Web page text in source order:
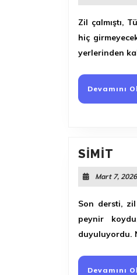
Zil çalmıştı,
hiç
yerlerinden
Devamını
SIMIT
Mart 7, 2026
Son dersti, zil
peynir
duyuluyordu.
Devamını